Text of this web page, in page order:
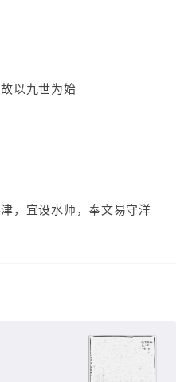
以九世为始
，宜设水师，奉文易守洋